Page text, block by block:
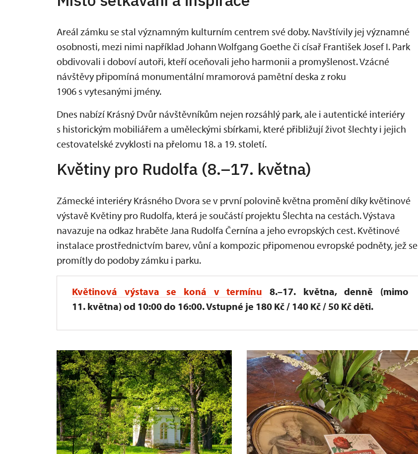
Areál zámku se stal významným kulturním centrem své doby. Navštívily jej významné
osobnosti, mezi nimi například Johann Wolfgang Goethe či císař František Josef I. Park
obdivovali i doboví autoři, kteří oceňovali jeho harmonii a promyšlenost. Vzácné
návštěvy připomíná monumentální mramorová pamětní deska z roku
1906 s vytesanými jmény.
Dnes nabízí Krásný Dvůr návštěvníkům nejen rozsáhlý park, ale i autentické interiéry
s historickým mobiliářem a uměleckými sbírkami, které přibližují život šlechty i jejich
cestovatelské zvyklosti na přelomu 18. a 19. století.
Květiny pro Rudolfa (8.–17. května)
Zámecké interiéry Krásného Dvora se v první polovině května promění díky květinové
výstavě Květiny pro Rudolfa, která je součástí projektu Šlechta na cestách. Výstava
navazuje na odkaz hraběte Jana Rudolfa Černína a jeho evropských cest. Květinové
instalace prostřednictvím barev, vůní a kompozic připomenou evropské podněty, jež se
promítly do podoby zámku i parku.
Květinová výstava se koná v termínu 8.–17. května, denně (mimo
11. května) od 10:00 do 16:00. Vstupné je 180 Kč / 140 Kč / 50 Kč děti.